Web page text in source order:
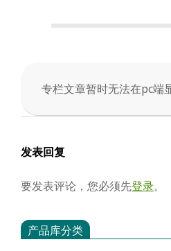
会
专栏文章暂时无法在pc端
2025-
07
发表回复
要发表评论，您必须先登录。
产品库分类